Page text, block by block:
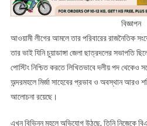
বিজ্ঞাপন
আওয়ামী লীগের আমলে তার পরিবারের রাজনৈতিক
তার ভাই যিনি চুয়াডাঙ্গা জেলা ছাত্রদলের সভাপতি
পোস্টিং নিশ্চিত করতে লিখিতভাবে দলীয় পদ থেকেও
অন্দরমহলে মির্জা সাহেবের প্রভাব ও অবস্থান আরও
আলোচনা রয়েছে।
এখন বিভিন্ন মহলে অভিযোগ উঠছে, তিনি নিজেকে